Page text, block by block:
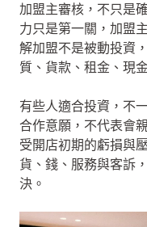
加盟主審核，不只是
力只是第一關，加盟
解加盟不是被動投資
質、貨款、租金、現
有些人適合投資，不
合作意願，不代表會
受開店初期的虧損與
貨、錢、服務與客訴
決。